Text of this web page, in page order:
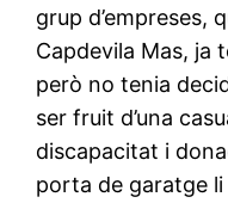
grup d’empreses,
Capdevila Mas, ja
però no tenia
ser fruit d’una
discapacitat i
porta de garatge